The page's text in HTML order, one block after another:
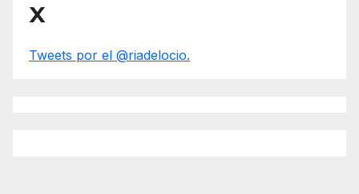
X
Tweets por el @riadelocio.